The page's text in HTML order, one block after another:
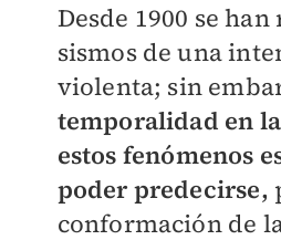
Desde 1900 se
sismos de una
violenta; sin
temporalidad en
estos fenómenos
poder predecirse,
conformación de